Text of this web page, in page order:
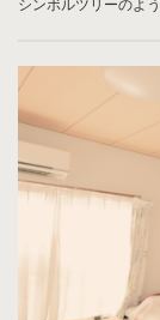
シンボルツリーのよ